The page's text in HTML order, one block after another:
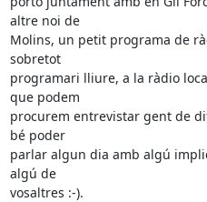
altre noi de
Molins, un petit programa de
sobretot
programari lliure, a la ràdio
que podem
procurem entrevistar gent de
bé poder
parlar algun dia amb algú
algú de
vosaltres :-).